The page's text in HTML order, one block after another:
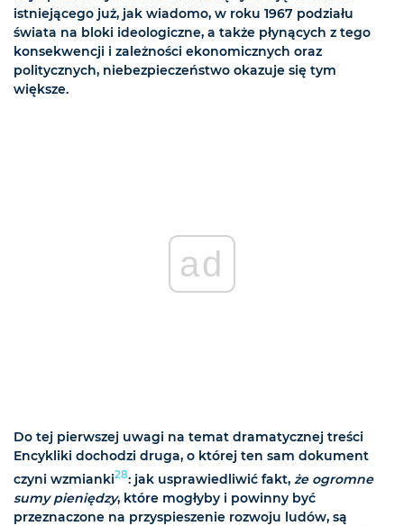
istniejącego już, jak wiadomo, w roku 1967 podziału
świata na bloki ideologiczne, a także płynących z tego
konsekwencji i zależności ekonomicznych oraz
politycznych, niebezpieczeństwo okazuje się tym
większe.
ad
Do tej pierwszej uwagi na temat dramatycznej treści
Encykliki dochodzi druga, o której ten sam dokument
czyni wzmianki28: jak usprawiedliwić fakt, że ogromne
sumy pieniędzy, które mogłyby i powinny być
przeznaczone na przyspieszenie rozwoju ludów, są